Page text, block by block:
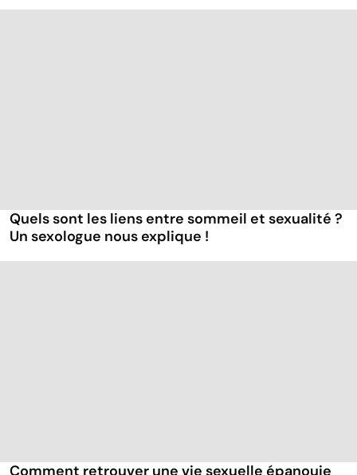
Quels sont les liens entre sommeil et sexualité ?
Un sexologue nous explique !
Comment retrouver une vie sexuelle épanouie